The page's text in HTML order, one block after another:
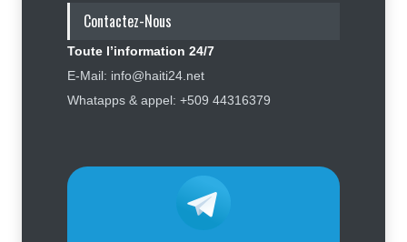
Élections : Alix Didier Fils-Aimé
montre l’exemple en s’inscrivant
Contactez-Nous
Toute l’information 24/7
E-Mail: info@haiti24.net
Whatapps & appel: +509 44316379